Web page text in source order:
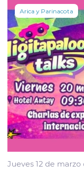
Arica y Parinacota
Jueves 12 de marzo